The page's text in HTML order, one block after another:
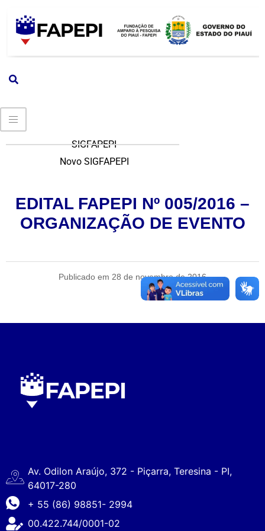
SIGFAPEPI
Novo SIGFAPEPI
EDITAL FAPEPI Nº 005/2016 –
ORGANIZAÇÃO DE EVENTO
Publicado em 28 de novembro de 2016
Av. Odilon Araújo, 372 - Piçarra, Teresina - PI,
64017-280
+ 55 (86) 98851- 2994
00.422.744/0001-02